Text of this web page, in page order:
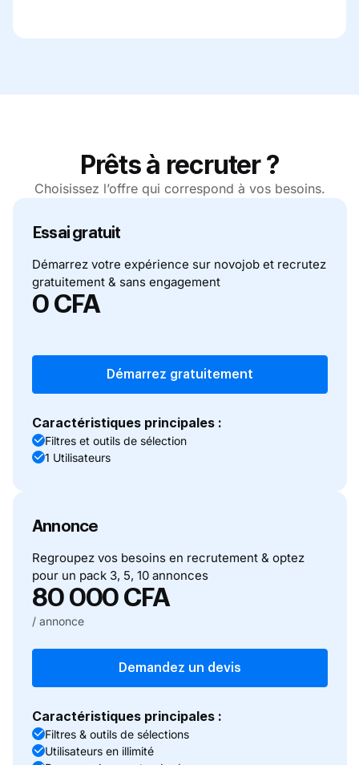
Prêts à recruter ?
Choisissez l’offre qui correspond à vos besoins.
Essai gratuit
Démarrez votre expérience sur novojob et recrutez
gratuitement & sans engagement
0 CFA
Démarrez gratuitement
Caractéristiques principales :
Filtres et outils de sélection
1 Utilisateurs
Annonce
Regroupez vos besoins en recrutement & optez
pour un pack 3, 5, 10 annonces
80 000 CFA
/ annonce
Demandez un devis
Caractéristiques principales :
Filtres & outils de sélections
Utilisateurs en illimité